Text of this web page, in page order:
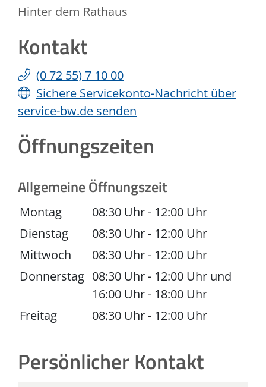
Hinter dem Rathaus
Kontakt
(072 55) 7 10 00
Sichere Servicekonto-Nachricht über
service-bw.de senden
Öffnungszeiten
Allgemeine Öffnungszeit
Montag 08:30 Uhr- 12:00 Uhr
Dienstag
08:30 Uhr- 12:00 Uhr
Mittwoch
08:30 Uhr- 12:00 Uhr
Donnerstag 08:30 Uhr- 12:00 Uhr und
16:00 Uhr- 18:00 Uhr
Freitag
08:30 Uhr- 12:00 Uhr
Persönlicher Kontakt